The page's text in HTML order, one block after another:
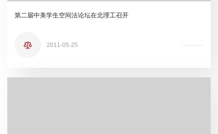
第二届中美学生空间法论坛在北理工召开
2011-05-25